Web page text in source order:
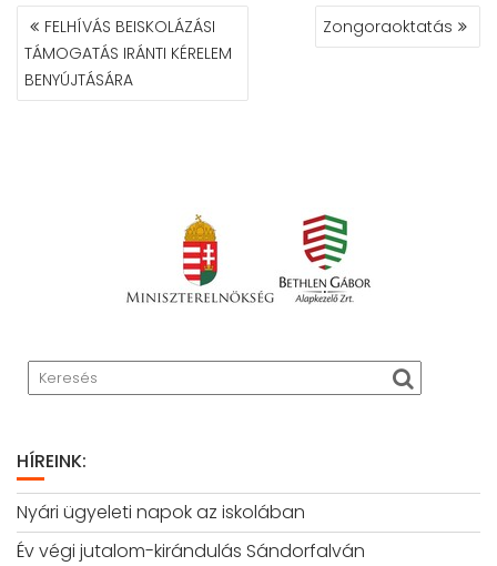
BEJEGYZÉS
NAVIGÁCIÓ
FELHÍVÁS BEISKOLÁZÁSI
TÁMOGATÁS IRÁNTI KÉRELEM
BENYÚJTÁSÁRA
Zongoraoktatás
HÍREINK:
Nyári ügyeleti napok az iskolában
Év végi jutalom-kirándulás Sándorfalván